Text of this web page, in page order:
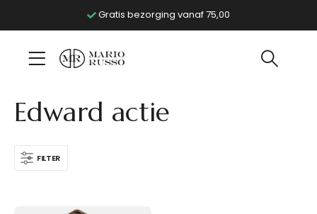
Gratis bezorging vanaf 75,00
Edward actie
FILTER